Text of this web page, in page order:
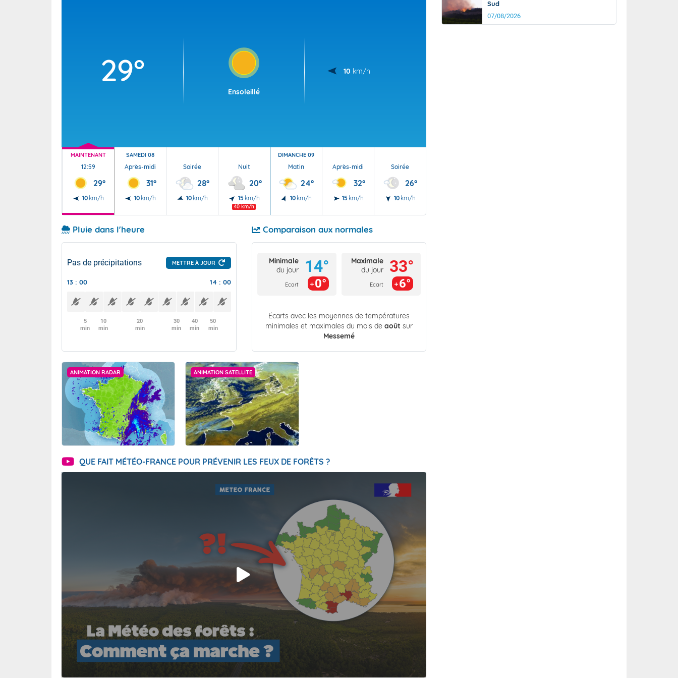
29°
Ensoleillé
10 km/h
MAINTENANT
12:59
29°
10 km/h
SAMEDI 08
Après-midi
31°
10 km/h
Soirée
28°
10 km/h
Nuit
20°
15 km/h
40 km/h
DIMANCHE 09
Matin
24°
10 km/h
Après-midi
32°
15 km/h
Soirée
26°
10 km/h
Pluie dans l'heure
Pas de précipitations METTRE À JOUR
13 : 00 14 : 00
5
min
10
min
20
min
30
min
40
min
50
min
Comparaison aux normales
Minimale
du jour
Ecart
14°
0°
Maximale
du jour
Ecart
33°
6°
Écarts avec les moyennes de températures
minimales et maximales du mois de août sur
Messemé
ANIMATION RADAR ANIMATION SATELLITE
QUE FAIT MÉTÉO-FRANCE POUR PRÉVENIR LES FEUX DE FORÊTS ?
Sud
07/08/2026